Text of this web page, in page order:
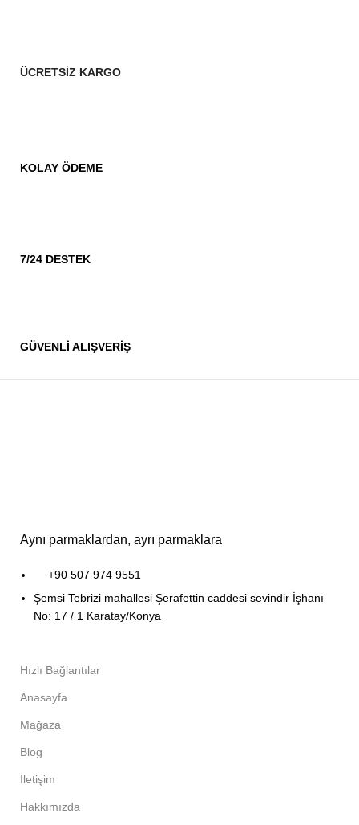
ÜCRETSİZ KARGO
KOLAY ÖDEME
7/24 DESTEK
GÜVENLİ ALIŞVERİŞ
Aynı parmaklardan, ayrı parmaklara
+90 507 974 9551
Şemsi Tebrizi mahallesi Şerafettin caddesi sevindir İşhanı
No: 17 / 1 Karatay/Konya
Hızlı Bağlantılar
Anasayfa
Mağaza
Blog
İletişim
Hakkımızda